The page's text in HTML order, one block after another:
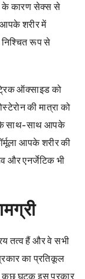
के कारण सेक्स से
आपके शरीर में
निश्चित रूप से
ऑक्साइड को
की मात्रा को
के साथ-साथ आपके
आपके शरीर की
और एनर्जेटिक भी
तत्व हैं और वे सभी
का प्रतिकूल
कुछ घटक इस प्रकार